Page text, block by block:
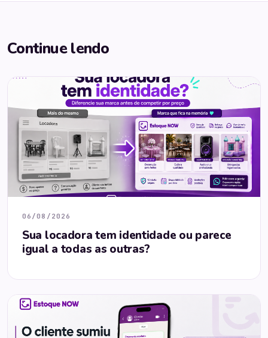
Continue lendo
06/08/2026
Sua locadora tem identidade ou parece
igual a todas as outras?